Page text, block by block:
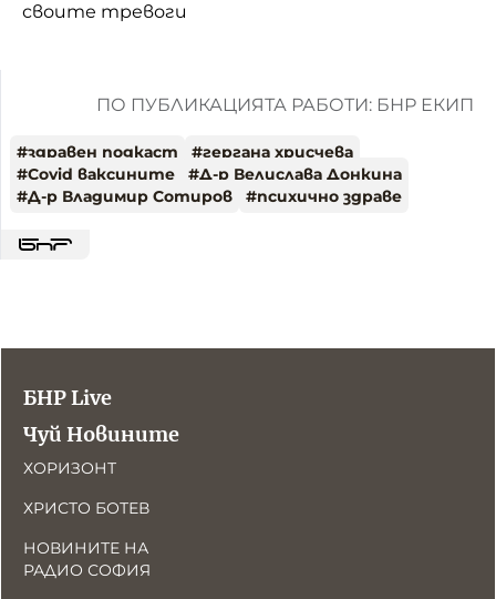
своите тревоги
ПО ПУБЛИКАЦИЯТА РАБОТИ: БНР ЕКИП
#здравен подкаст #гергана хрисчева
#Covid ваксините #Д-р Велислава Донкина
#Д-р Владимир Сотиров #психично здраве
БНР Live
Чуй Новините
ХОРИЗОНТ
ХРИСТО БОТЕВ
НОВИНИТЕ НА
РАДИО СОФИЯ